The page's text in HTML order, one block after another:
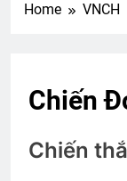
Home VNCH
Chiến
Chiến